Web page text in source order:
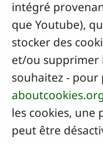
intégré
que Youtube),
stocker des
et/ou supprimer
souhaitez - pour
les cookies, une
peut être